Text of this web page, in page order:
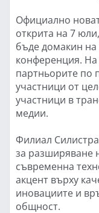
Официално
открита на 7
бъде домакин
конференция.
партньорите по
участници от
участници в
медии.
Филиал
за разширяване
съвременна
акцент върху
иновациите и
общност.